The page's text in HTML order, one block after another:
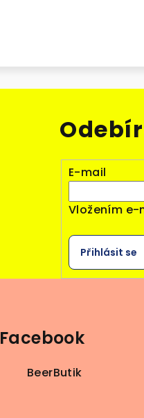
E-mail
Vložením e-
Přihlásit se
Facebook
BeerButik